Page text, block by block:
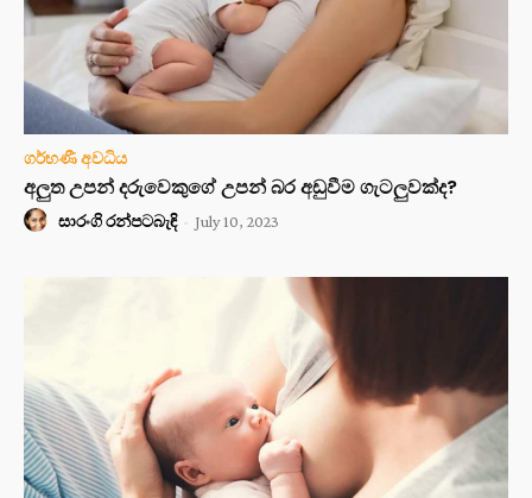
ගර්භණී අවධිය
අලුත උපන් දරුවෙකුගේ උපන් බර අඩුවීම ගැටලුවක්ද?
සාරංගි රන්පටබැඳි - July 10, 2023